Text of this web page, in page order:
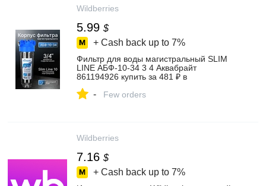
Wildberries
5.99 $
+ Cash back up to 7%
Фильтр для воды магистральный SLIM
LINE АБФ-10-34 3 4 Аквабрайт
861194926 купить за 481 ₽ в
- Few orders
Wildberries
7.16 $
+ Cash back up to 7%